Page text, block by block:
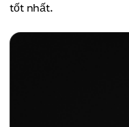
tốt nhất.